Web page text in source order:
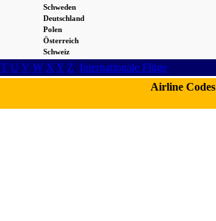
Schweden
Deutschland
Polen
Österreich
Schweiz
T U V W X Y Z Internationale Flüge
Airline Codes